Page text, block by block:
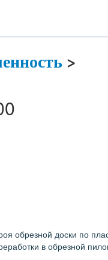
>
обрезной доски по
в обрезной